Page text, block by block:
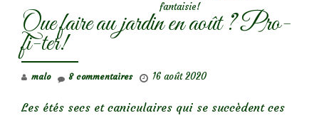
fantaisie!
Que faire au jardin en août ? Pro-
fi-ter!
malo 16 août 2020
8 commentaires
Les étés secs et caniculaires qui se succèdent ces